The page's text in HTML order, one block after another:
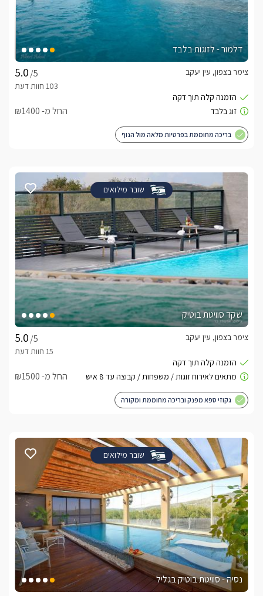
לצפייה באטרקציות ומסעדות בקרבת סוויטת ניחוחות
בגורן -לחצו כאן
דלמור - לזוגות בלבד
/5
צימר בצפון, עין יעקב
החל מ- ₪1400
בריכה מחוממת בפרטיות מלאה מול הנוף
שובר מילואים
שקד סוויטת בוטיק
/5
צימר בצפון, עין יעקב
החל מ- ₪1500
גקוזי ספא מפנק ובריכה מחוממת ומקורה
שובר מילואים
נסיה - סוויטת בוטיק בגליל